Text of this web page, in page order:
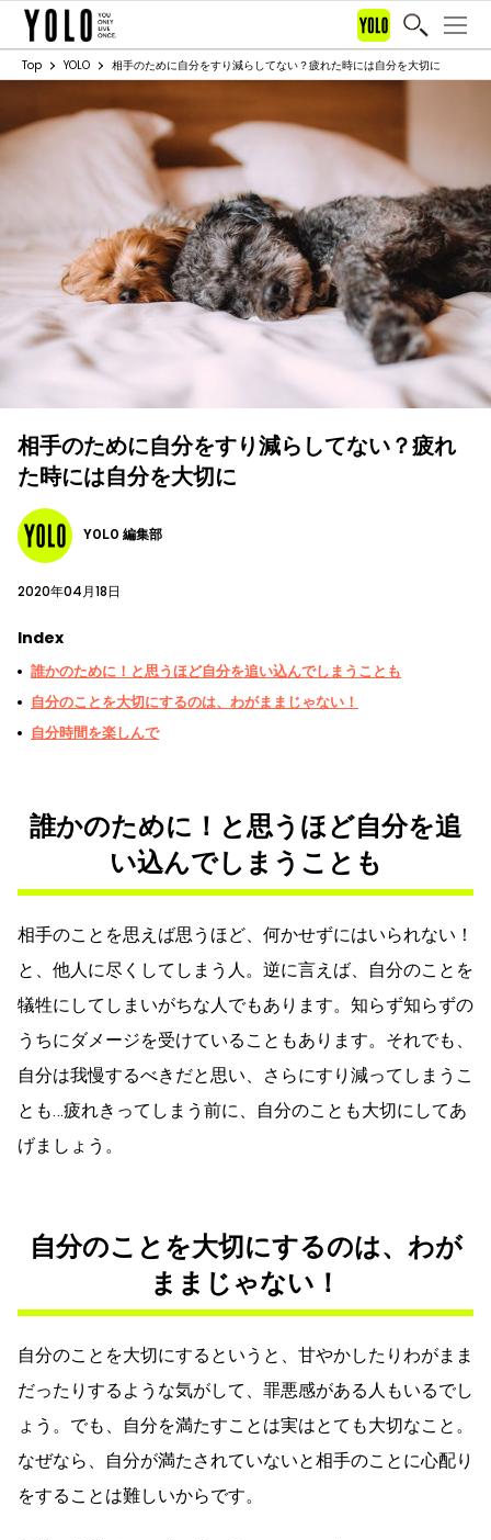
Top YOLO 相手のために自分をすり減らしてない？疲れた時には自分を大切に
相手のために自分をすり減らしてない？疲れ
た時には自分を大切に
YOLO 編集部
2020年04月18日
Index
誰かのために！と思うほど自分を追い込んでしまうことも
自分のことを大切にするのは、わがままじゃない！
自分時間を楽しんで
誰かのために！と思うほど自分を追
い込んでしまうことも
相手のことを思えば思うほど、何かせずにはいられない！
と、他人に尽くしてしまう人。逆に言えば、自分のことを
犠牲にしてしまいがちな人でもあります。知らず知らずの
うちにダメージを受けていることもあります。それでも、
自分は我慢するべきだと思い、さらにすり減ってしまうこ
とも…疲れきってしまう前に、自分のことも大切にしてあ
げましょう。
自分のことを大切にするのは、わが
ままじゃない！
自分のことを大切にするというと、甘やかしたりわがまま
だったりするような気がして、罪悪感がある人もいるでし
ょう。でも、自分を満たすことは実はとても大切なこと。
なぜなら、自分が満たされていないと相手のことに心配り
をすることは難しいからです。